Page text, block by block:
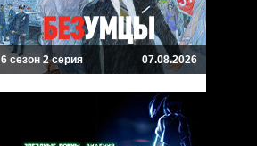
6 сезон 2 серия 07.08.2026